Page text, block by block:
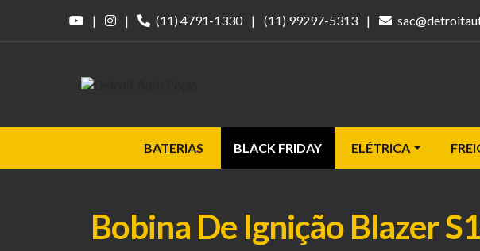
| | (11) 4791-1330 | (11) 99297-5313 |
BATERIAS BLACK FRIDAY ELÉTRICA
Bobina De Ignição Blazer